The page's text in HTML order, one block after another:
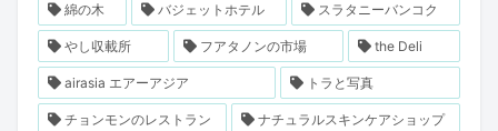
綿の木 バジェットホテル スラタニーバンコク
やし収載所 フアタノンの市場 the Deli
airasia エアーアジア トラと写真
チョンモンのレストラン ナチュラルスキンケアショップ